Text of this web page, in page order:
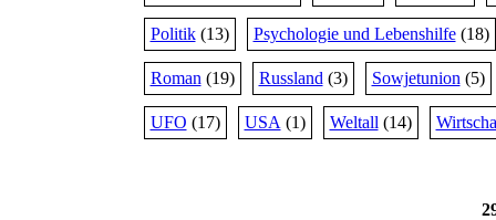
Politik(13) Psychologie und Lebenshilfe(18)
Roman (19) Russland (3) Sowjetunion (5)
UFO (17) USA (1) Weltall (14)